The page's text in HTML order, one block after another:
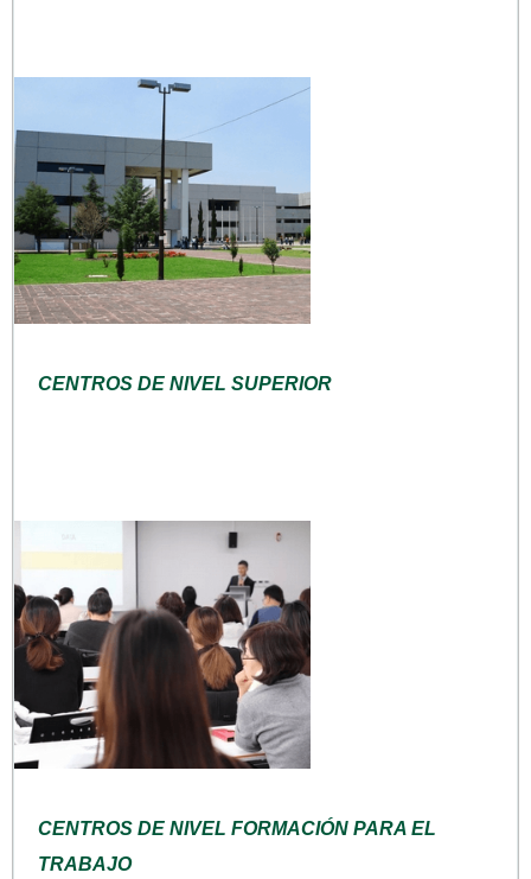
CENTROS DE NIVEL SUPERIOR
CENTROS DE NIVEL FORMACIÓN PARA EL
TRABAJO